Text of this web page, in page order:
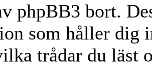
phpBB3 bort.
som håller dig
trådar du läst